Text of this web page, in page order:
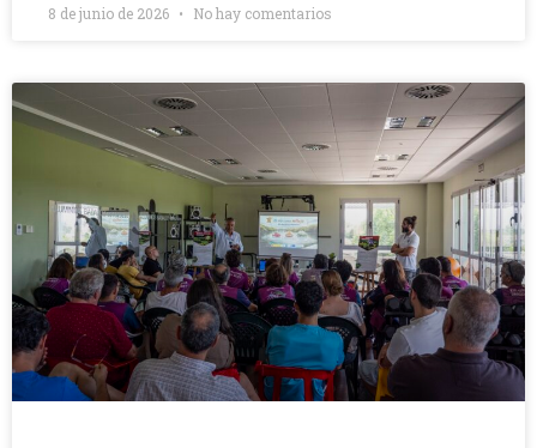
8 de junio de 2026 No hay comentarios